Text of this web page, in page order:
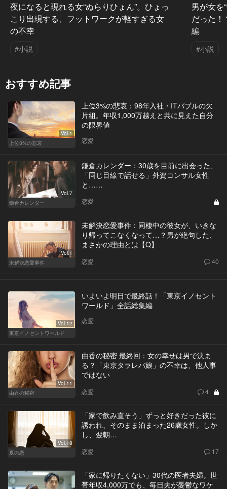
夜になると現れる女“ぬらりひょん”。ひょっ
こり出現する、フットワークが軽すぎる女
の不幸
#小説
男が女を
だった
編
#小説
おすすめ記事
Vol.1
上位3%の悲哀
上位3%の悲哀：98年入社・ITバブルの欠
片組。年収1,000万越えと共に見えた自分
の限界値
恋愛
Vol.7
鎌倉カレンダー
鎌倉カレンダー：30歳を目前に出会った、
「同じ目線で話せる」外資コンサル女性
と……
恋愛
Vol.1
未解決恋愛事件
未解決恋愛事件：同棲中の彼女が、いきな
り帰ってこなくなって…？男が絶句した、
まさかの理由とは【Q】
恋愛 40
Vol.12
東京イノセントワールド
いよいよ明日で最終話！「東京イノセント
ワールド」全話総集編
恋愛
Vol.11
由香の秘密
由香の秘密 最終回：女の幸せは男で決ま
る？「東京タラレバ娘」の不幸は、他人事
ではない
恋愛 4
Vol.18
夏の恋
「家で飲み直そう」ずっと好きだった彼に
誘われ、そのまま泊まった26歳女性。しか
し、翌朝…
恋愛 17
「家に帰りたくない」30代の医者夫婦。世
帯年収4,000万でも、毎日夫が憂鬱なワケ